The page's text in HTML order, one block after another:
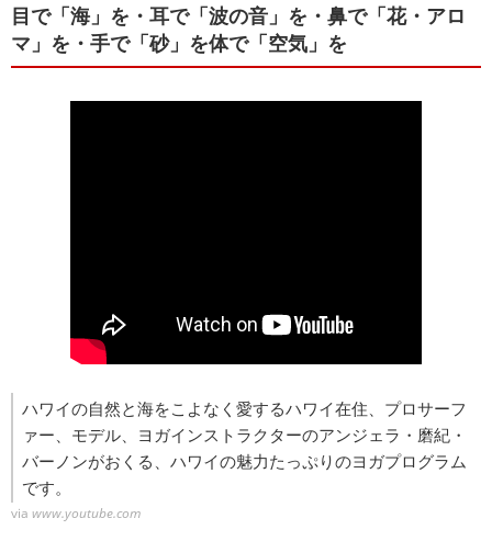
目で「海」を・耳で「波の音」を・鼻で「花・アロ
マ」を・手で「砂」を体で「空気」を
ハワイの自然と海をこよなく愛するハワイ在住、プロサーフ
ァー、モデル、ヨガインストラクターのアンジェラ・磨紀・
バーノンがおくる、ハワイの魅力たっぷりのヨガプログラム
です。
via www.youtube.com